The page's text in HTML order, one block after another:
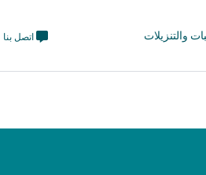
والتنزيلات
Meta
Social
اتصل بنا